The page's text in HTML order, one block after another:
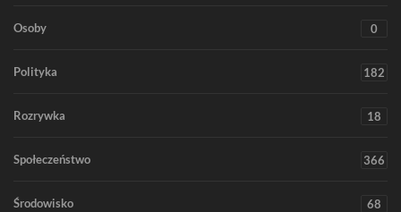
Osoby 0
Polityka 182
Rozrywka 18
Społeczeństwo 366
Środowisko 68